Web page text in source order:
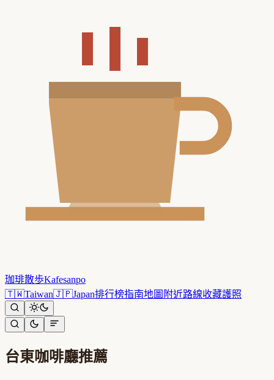
珈琲散歩Kafesanpo
🇹🇼Taiwan🇯🇵Japan排行榜指南地圖 附近路線收藏護照
台東咖啡廳推薦